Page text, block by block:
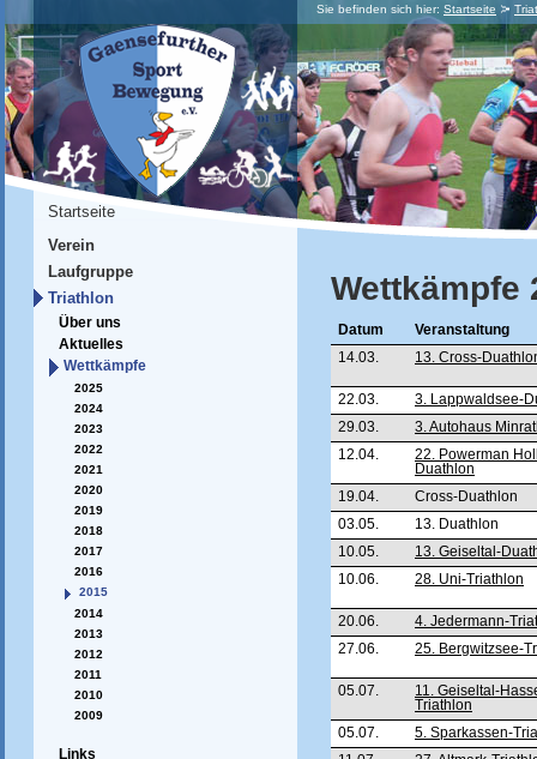
Sie befinden sich hier: Startseite
Startseite
Verein
Laufgruppe
Triathlon
Über uns
Aktuelles
Wettkämpfe
2025
2024
2023
2022
2021
2020
2019
2018
2017
2016
2015
2014
2013
2012
2011
2010
2009
Links
Wettkämpfe
Datum
Veranstaltung
14.03.
13. Cross-
22.03.
3. Lappwaldsee-
29.03.
3. Autohaus
12.04.
22. Powerman
Duathlon
19.04.
Cross-Duathlon
03.05.
13. Duathlon
10.05.
13. Geiseltal-
10.06.
28. Uni-Triathlon
20.06.
4. Jedermann-
27.06.
25. Bergwitzsee-
05.07.
11. Geiseltal-
Triathlon
05.07.
5. Sparkassen-